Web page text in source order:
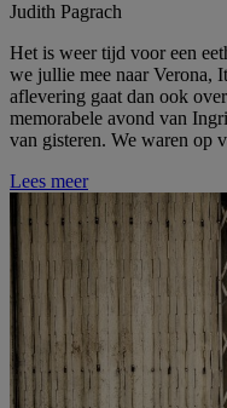
Judith Pagrach
Het is weer tijd voor een
we jullie mee naar Verona,
aflevering gaat dan ook
memorabele avond van
van gisteren. We waren op
Lees meer